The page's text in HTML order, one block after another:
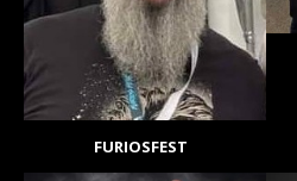
FURIOSFEST